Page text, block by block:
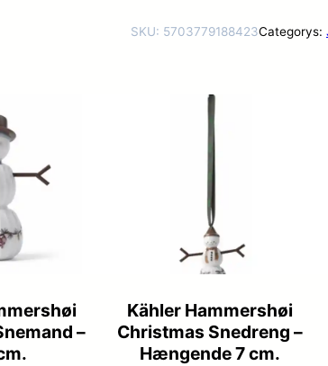
SKU: 5703779188423Categorys:
–
Kähler Hammershøi
Christmas Snedreng –
Hængende 7 cm.